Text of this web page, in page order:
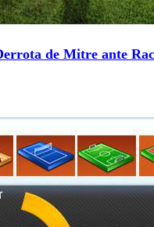
de Mitre ante